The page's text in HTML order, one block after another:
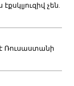
չեն.
Ռուսաստանի